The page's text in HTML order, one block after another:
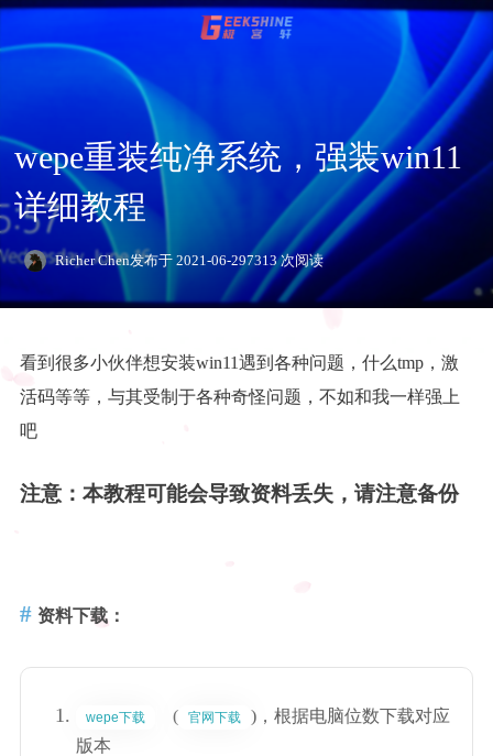
影视资讯
技术
玩机教程
服务器
WordPress
编程
C语言
Spring
资源
朋の友
登录
登录 注册
wepe重装纯净系统，强装win11
详细教程
Richer Chen发布于 2021-06-297313 次阅读
看到很多小伙伴想安装win11遇到各种问题，什么tmp，激
活码等等，与其受制于各种奇怪问题，不如和我一样强上
吧
注意：本教程可能会导致资料丢失，请注意备份
资料下载：
wepe下载 ( 官网下载
)，根据电脑位数下载对应
版本